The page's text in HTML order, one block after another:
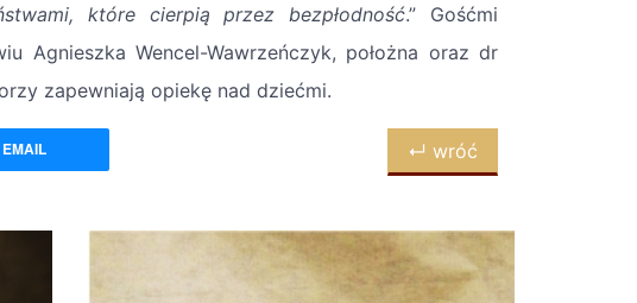
które cierpią przez bezpłodność.” Gośćmi
Agnieszka Wencel-Wawrzeńczyk, położna oraz dr
zapewniają opiekę nad dziećmi.
EMAIL ↵ wróć